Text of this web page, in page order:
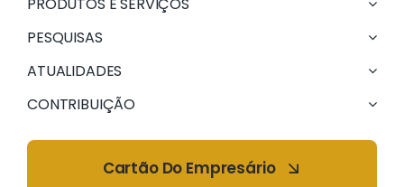
PESQUISAS
ATUALIDADES
CONTRIBUIÇÃO
Cartão Do Empresário